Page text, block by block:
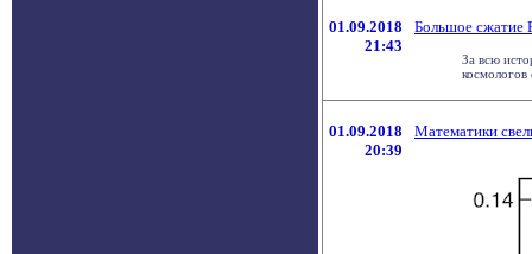
01.09.2018
21:43
Большое сжатие
За всю
01.09.2018
20:39
Математики